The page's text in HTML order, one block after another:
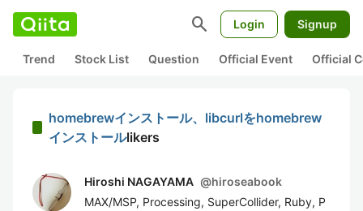
search Login Signup
Trend Stock List Question Official Event Official
homebrewインストール、libcurlをhomebrew
インストールlikers
Hiroshi NAGAYAMA @hiroseabook
MAX/MSP, Processing, SuperCollider, Ruby, P